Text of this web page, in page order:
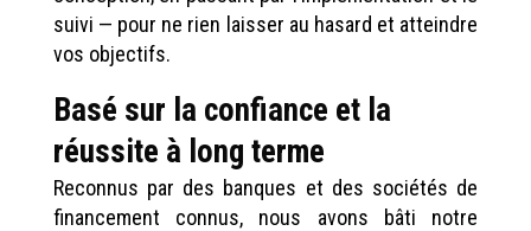
suivi — pour ne rien laisser au hasard et atteindre
vos objectifs.
Basé sur la confiance et la
réussite à long terme
Reconnus par des banques et des sociétés de
financement connus, nous avons bâti notre